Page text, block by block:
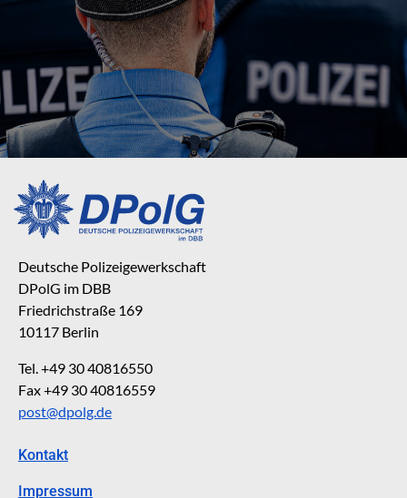
Deutsche Polizeigewerkschaft
DPolG im DBB
Friedrichstraße 169
10117 Berlin
Tel. +49 30 40816550
Fax +49 30 40816559
post@dpolg.de
Kontakt
Impressum